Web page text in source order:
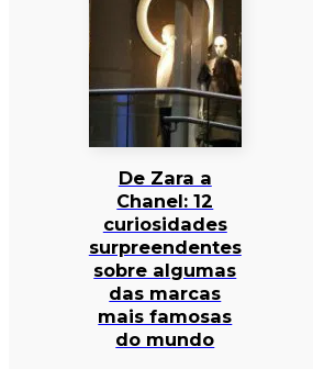
De Zara a
Chanel: 12
curiosidades
surpreendentes
sobre algumas
das marcas
mais famosas
do mundo